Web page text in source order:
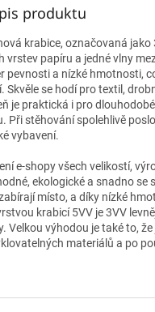
produktu
krabice, označovaná jako
vrstev papíru a jedné vlny
pevnosti a nízké hmotnosti,
Skvěle se hodí pro textil,
je praktická i pro
Při stěhování spolehlivě
vybavení.
e‑shopy všech velikostí,
ekologické a snadno
místo, a díky nízké
krabicí 5VV je 3VV
Velkou výhodou je také to,
materiálů a po